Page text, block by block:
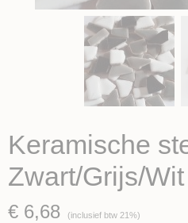
Keramische
Zwart/Grijs/
€ 6,68 (inclusief btw 21%)